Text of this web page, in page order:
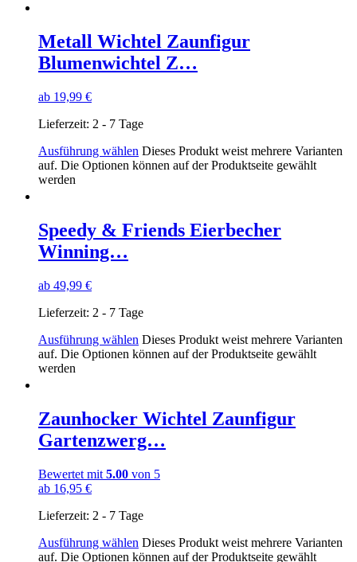
Metall Wichtel Zaunfigur
Blumenwichtel Z…
ab 19,99 €
Lieferzeit: 2 - 7 Tage
Ausführung wählen Dieses Produkt weist mehrere Varianten
auf. Die Optionen können auf der Produktseite gewählt
werden
Speedy & Friends Eierbecher
Winning…
ab 49,99 €
Lieferzeit: 2 - 7 Tage
Ausführung wählen Dieses Produkt weist mehrere Varianten
auf. Die Optionen können auf der Produktseite gewählt
werden
Zaunhocker Wichtel Zaunfigur
Gartenzwerg…
Bewertet mit 5.00 von 5
ab 16,95 €
Lieferzeit: 2 - 7 Tage
Ausführung wählen Dieses Produkt weist mehrere Varianten
auf. Die Optionen können auf der Produktseite gewählt